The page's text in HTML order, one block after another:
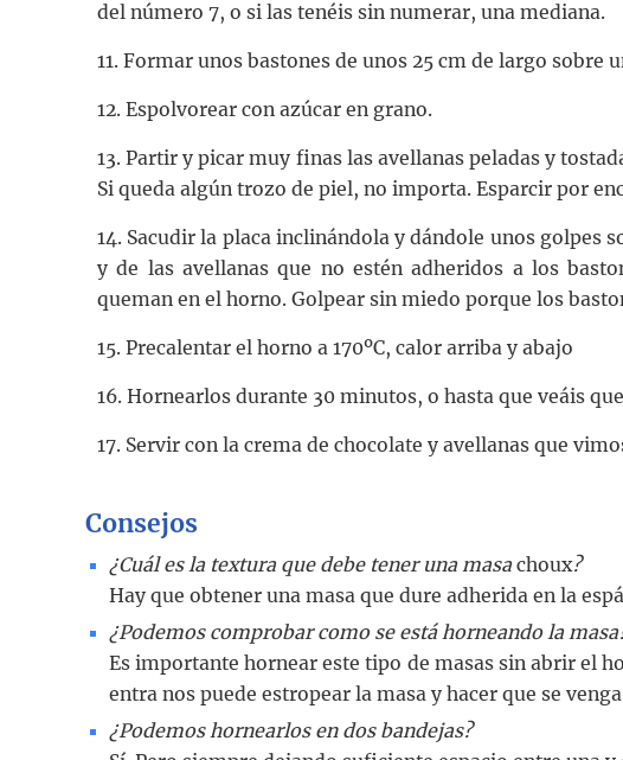
del número 7, o si las tenéis sin numerar, una mediana.
11. Formar unos bastones de unos 25 cm de largo sobre
12. Espolvorear con azúcar en grano.
13. Partir y picar muy finas las avellanas peladas y
Si queda algún trozo de piel, no importa. Esparcir por
14. Sacudir la placa inclinándola y dándole unos golpes
y de las avellanas que no estén adheridos a los
queman en el horno. Golpear sin miedo porque los
15. Precalentar el horno a 170ºC, calor arriba y abajo
16. Hornearlos durante 30 minutos, o hasta que veáis
17. Servir con la crema de chocolate y avellanas que
Consejos
¿Cuál es la textura que debe tener una masachoux?
Hay que obtener una masa que dure adherida en la
¿Podemos comprobar como se está horneando la
Es importante hornear este tipo de masas sin abrir el
entra nos puede estropear la masa y hacer que se
¿Podemos hornearlos en dos bandejas?